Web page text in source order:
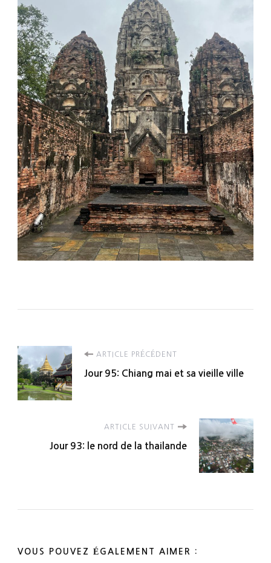
Navigation
d'article
ARTICLE PRÉCÉDENT
Jour 95: Chiang mai et sa vieille ville
ARTICLE SUIVANT
Jour 93: le nord de la thailande
VOUS POUVEZ ÉGALEMENT AIMER :